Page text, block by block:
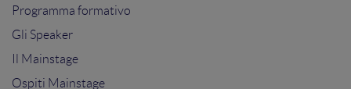
Programma formativo
Gli Speaker
Il Mainstage
Ospiti Mainstage